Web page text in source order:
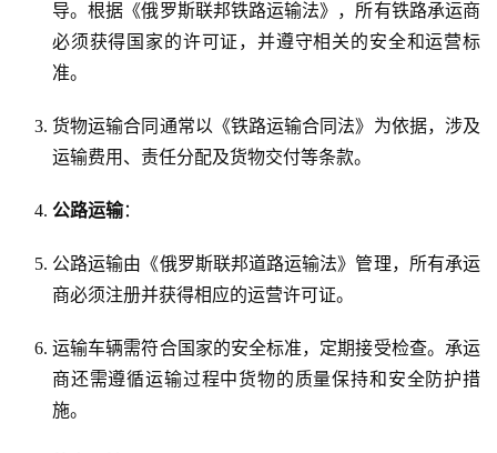
导。根据《俄罗斯联邦铁路运输法》，所有铁路承运商
必须获得国家的许可证，并遵守相关的安全和运营标
准。
货物运输合同通常以《铁路运输合同法》为依据，涉及
运输费用、责任分配及货物交付等条款。
公路运输：
公路运输由《俄罗斯联邦道路运输法》管理，所有承运
商必须注册并获得相应的运营许可证。
运输车辆需符合国家的安全标准，定期接受检查。承运
商还需遵循运输过程中货物的质量保持和安全防护措
施。